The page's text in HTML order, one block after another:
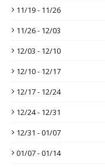
11/19 - 11/26
11/26 - 12/03
12/03 - 12/10
12/10 - 12/17
12/17 - 12/24
12/24 - 12/31
12/31 - 01/07
01/07 - 01/14